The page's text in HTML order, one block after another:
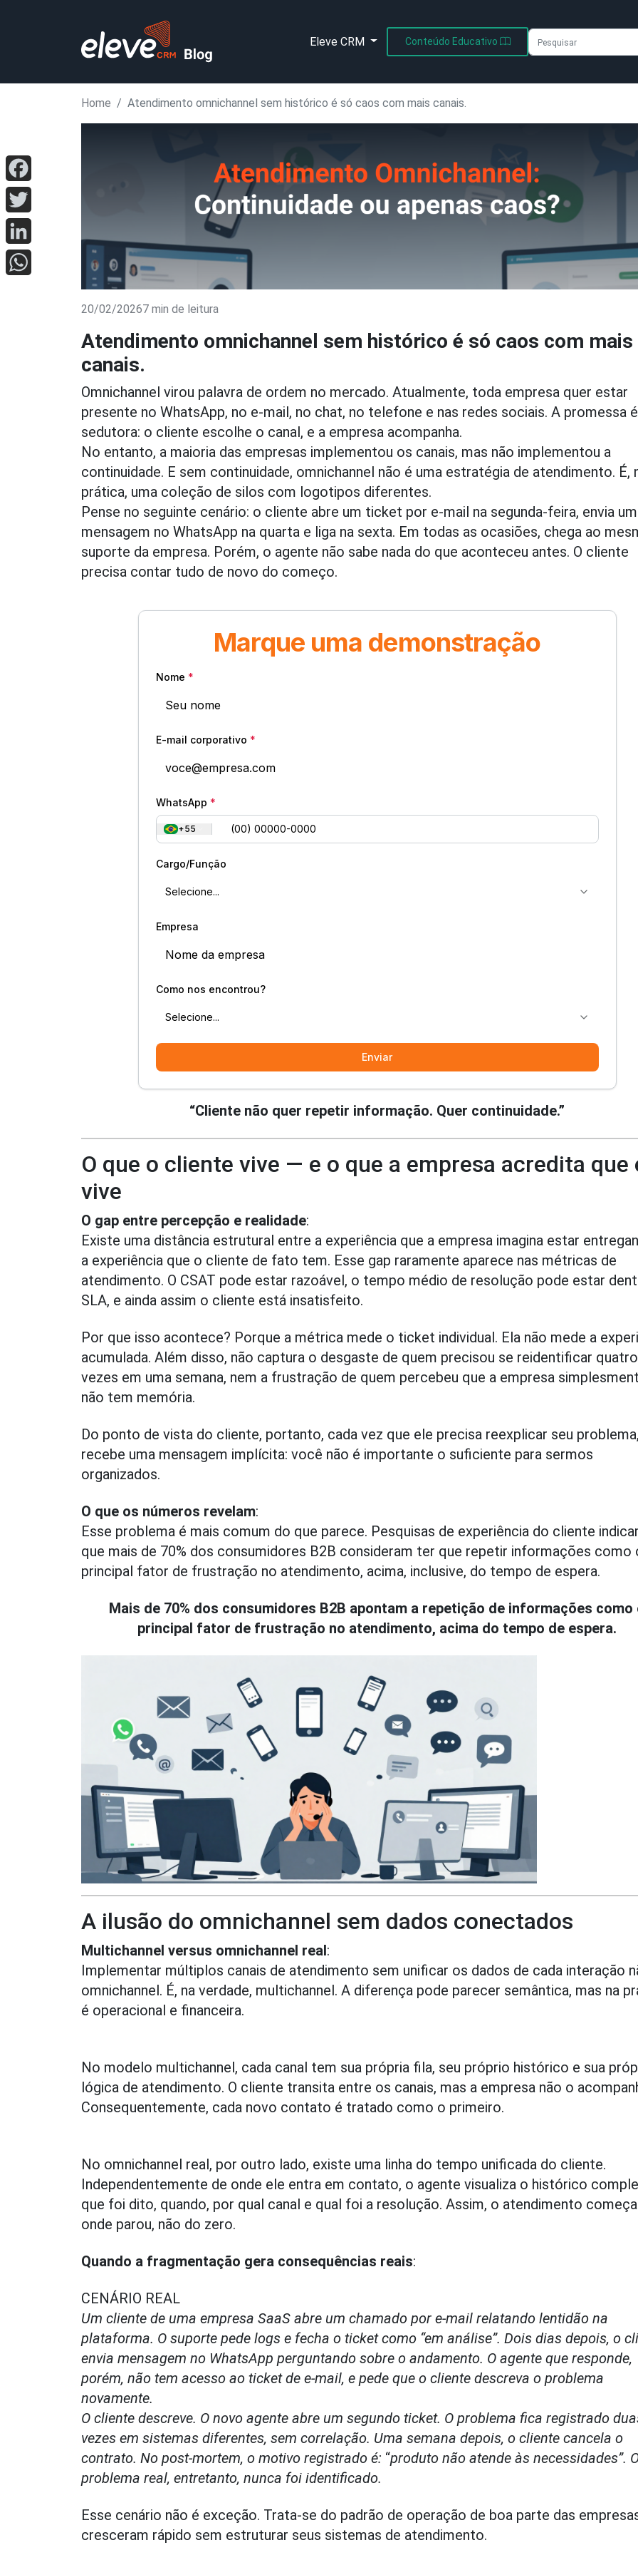
Eleve CRM Conteúdo Educativo
Home Atendimento omnichannel sem histórico é só caos com mais canais.
20/02/20267 min de leitura
Atendimento omnichannel sem histórico é só caos com mais
canais.
Omnichannel virou palavra de ordem no mercado. Atualmente, toda empresa quer estar
presente no WhatsApp, no e-mail, no chat, no telefone e nas redes sociais. A promessa é
sedutora: o cliente escolhe o canal, e a empresa acompanha.
No entanto, a maioria das empresas implementou os canais, mas não implementou a
continuidade. E sem continuidade, omnichannel não é uma estratégia de atendimento. É,
prática, uma coleção de silos com logotipos diferentes.
Pense no seguinte cenário: o cliente abre um ticket por e-mail na segunda-feira, envia
mensagem no WhatsApp na quarta e liga na sexta. Em todas as ocasiões, chega ao
suporte da empresa. Porém, o agente não sabe nada do que aconteceu antes. O cliente
precisa contar tudo de novo do começo.
“Cliente não quer repetir informação. Quer continuidade.”
O que o cliente vive — e o que a empresa acredita que
vive
O gap entre percepção e realidade:
Existe uma distância estrutural entre a experiência que a empresa imagina estar
a experiência que o cliente de fato tem. Esse gap raramente aparece nas métricas de
atendimento. O CSAT pode estar razoável, o tempo médio de resolução pode estar
SLA, e ainda assim o cliente está insatisfeito.
Por que isso acontece? Porque a métrica mede o ticket individual. Ela não mede a
acumulada. Além disso, não captura o desgaste de quem precisou se reidentificar quatro
vezes em uma semana, nem a frustração de quem percebeu que a empresa
não tem memória.
Do ponto de vista do cliente, portanto, cada vez que ele precisa reexplicar seu
recebe uma mensagem implícita: você não é importante o suficiente para sermos
organizados.
O que os números revelam:
Esse problema é mais comum do que parece. Pesquisas de experiência do cliente
que mais de 70% dos consumidores B2B consideram ter que repetir informações como
principal fator de frustração no atendimento, acima, inclusive, do tempo de espera.
Mais de 70% dos consumidores B2B apontam a repetição de informações como
principal fator de frustração no atendimento, acima do tempo de espera.
A ilusão do omnichannel sem dados conectados
Multichannel versus omnichannel real:
Implementar múltiplos canais de atendimento sem unificar os dados de cada interação
omnichannel. É, na verdade, multichannel. A diferença pode parecer semântica, mas na
é operacional e financeira.
No modelo multichannel, cada canal tem sua própria fila, seu próprio histórico e sua
lógica de atendimento. O cliente transita entre os canais, mas a empresa não o
Consequentemente, cada novo contato é tratado como o primeiro.
No omnichannel real, por outro lado, existe uma linha do tempo unificada do cliente.
Independentemente de onde ele entra em contato, o agente visualiza o histórico
que foi dito, quando, por qual canal e qual foi a resolução. Assim, o atendimento
onde parou, não do zero.
Quando a fragmentação gera consequências reais:
CENÁRIO REAL
Um cliente de uma empresa SaaS abre um chamado por e-mail relatando lentidão na
plataforma. O suporte pede logs e fecha o ticket como “em análise”. Dois dias depois, o
envia mensagem no WhatsApp perguntando sobre o andamento. O agente que responde,
porém, não tem acesso ao ticket de e-mail, e pede que o cliente descreva o problema
novamente.
O cliente descreve. O novo agente abre um segundo ticket. O problema fica registrado
vezes em sistemas diferentes, sem correlação. Uma semana depois, o cliente cancela o
contrato. No post-mortem, o motivo registrado é: “produto não atende às necessidades”.
problema real, entretanto, nunca foi identificado.
Esse cenário não é exceção. Trata-se do padrão de operação de boa parte das
cresceram rápido sem estruturar seus sistemas de atendimento.
Facebook
Twitter
LinkedIn